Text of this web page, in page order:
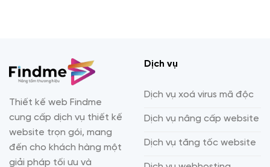
Thiết kế web Findme
cung cấp dịch vụ thiết kế
website trọn gói, mang
đến cho khách hàng một
giải pháp tối ưu và
Dịch vụ
Dịch vụ xoá virus mã độc
Dịch vụ nâng cấp website
Dịch vụ tăng tốc website